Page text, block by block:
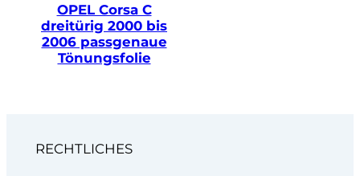
OPEL Corsa C
dreitürig 2000 bis
2006 passgenaue
Tönungsfolie
RECHTLICHES